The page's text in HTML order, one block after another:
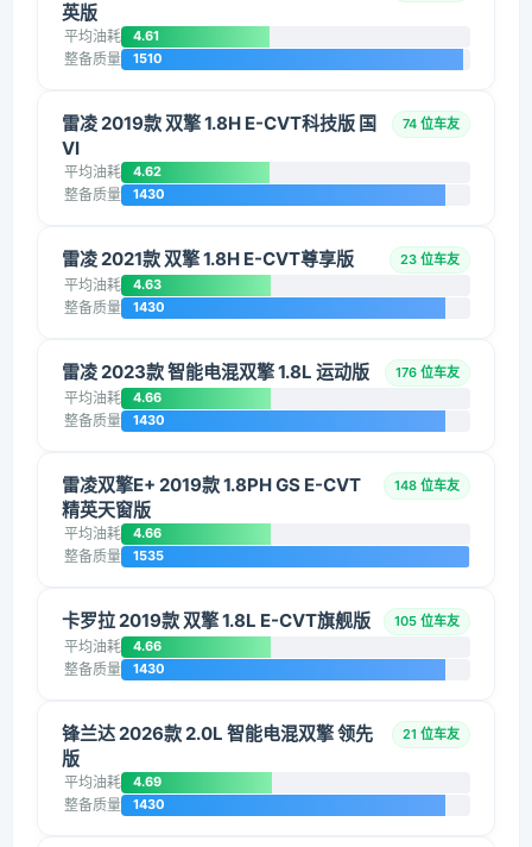
英版
平均油耗 4.61
整备质量 1510
雷凌 2019款 双擎 1.8H E-CVT科技版 国
VI
74 位车友
平均油耗 4.62
整备质量 1430
雷凌 2021款 双擎 1.8H E-CVT尊享版 23 位车友
平均油耗 4.63
整备质量 1430
雷凌 2023款 智能电混双擎 1.8L 运动版 176 位车友
平均油耗 4.66
整备质量 1430
雷凌双擎E+ 2019款 1.8PH GS E-CVT
精英天窗版
148 位车友
平均油耗 4.66
整备质量 1535
卡罗拉 2019款 双擎 1.8L E-CVT旗舰版 105 位车友
平均油耗 4.66
整备质量 1430
锋兰达 2026款 2.0L 智能电混双擎 领先
版
21 位车友
平均油耗 4.69
整备质量 1430